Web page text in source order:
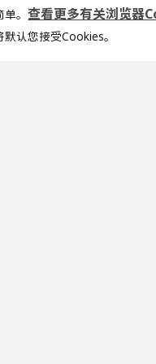
单。查看更多有关浏览器
认您接受Cookies。